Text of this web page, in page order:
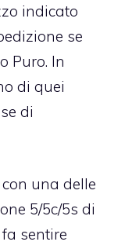
indicato
se
Puro. In
di quei
di
con una delle
5/5c/5s di
sentire